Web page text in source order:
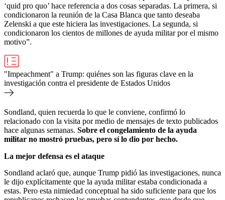
‘quid pro quo’ hace referencia a dos cosas separadas. La primera, si
condicionaron la reunión de la Casa Blanca que tanto deseaba
Zelenski a que este hiciera las investigaciones. La segunda, si
condicionaron los cientos de millones de ayuda militar por el mismo
motivo”.
"Impeachment" a Trump: quiénes son las figuras clave en la
investigación contra el presidente de Estados Unidos
Sondland, quien recuerda lo que le conviene, confirmó lo
relacionado con la visita por medio de mensajes de texto publicados
hace algunas semanas. Sobre el congelamiento de la ayuda
militar no mostró pruebas, pero sí lo dio por hecho.
La mejor defensa es el ataque
Sondland aclaró que, aunque Trump pidió las investigaciones, nunca
le dijo explícitamente que la ayuda militar estaba condicionada a
estas. Pero esta nimiedad conceptual ha sido suficiente para que los